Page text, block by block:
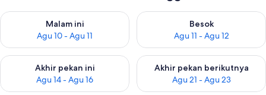
Malam ini
Agu 10 - Agu 11
Periksa ketersediaan untuk malam ini Agu 10 - Agu 11
Besok
Agu 11 - Agu 12
Periksa ketersediaan untuk
Akhir pekan ini
Agu 14 - Agu 16
Periksa ketersediaan untuk akhir pekan ini Agu 14 - Agu 16
Akhir pekan berikutnya
Agu 21 - Agu 23
Periksa ketersediaan untuk